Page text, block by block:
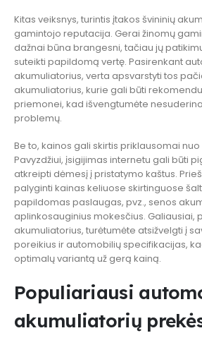
Kitas veiksnys, turintis įtakos švininių
gamintojo reputacija. Gerai žinomų
dažnai būna brangesni, tačiau jų
suteikti papildomą vertę. Pasirenkant
akumuliatorius, verta apsvarstyti tos
akumuliatorius, kurie gali būti
priemonei, kad išvengtumėte
problemų.
Be to, kainos gali skirtis priklausomai
Pavyzdžiui, įsigijimas internetu gali būti
atkreipti dėmesį į pristatymo kaštus.
palyginti kainas keliuose skirtinguose
papildomas paslaugas, pvz., senos
aplinkosauginius mokesčius. Galiausiai,
akumuliatorius, turėtumėte atsižvelgti į
poreikius ir automobilių specifikacijas,
optimalų variantą už gerą kainą.
Populiariausi
akumuliatorių